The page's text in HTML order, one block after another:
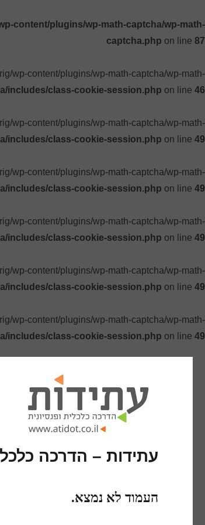
content/plugins/wp-math-captcha/wp-math-
captcha.php on line 87
wp-content/plugins/wp-math-captcha/wp-math-
includes/class-cookie-session.php on line 46
wp-content/plugins/wp-math-captcha/wp-math-
includes/class-cookie-session.php on line 49
wp-content/plugins/wp-math-captcha/wp-math-
includes/class-cookie-session.php on line 49
wp-content/plugins/wp-math-captcha/wp-math-
includes/class-cookie-session.php on line 49
wp-content/plugins/wp-math-captcha/wp-math-
includes/class-cookie-session.php on line 49
wp-content/plugins/wp-math-captcha/wp-math-
includes/class-cookie-session.php on line 49
עתידות – הדרכה
העמוד לא נמצא.